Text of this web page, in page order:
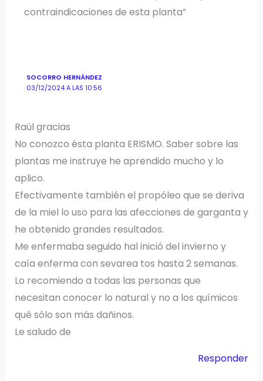
contraindicaciones de esta planta”
SOCORRO HERNÁNDEZ
03/12/2024 A LAS 10:56
Raúl gracias
No conozco ésta planta ERISMO. Saber sobre las
plantas me instruye he aprendido mucho y lo
aplico.
Efectivamente también el propóleo que se deriva
de la miel lo uso para las afecciones de garganta y
he obtenido grandes resultados.
Me enfermaba seguido hal inició del invierno y
caía enferma con sevarea tos hasta 2 semanas.
Lo recomiendo a todas las personas que
necesitan conocer lo natural y no a los químicos
qué sólo son más dañinos.
Le saludo de
Responder